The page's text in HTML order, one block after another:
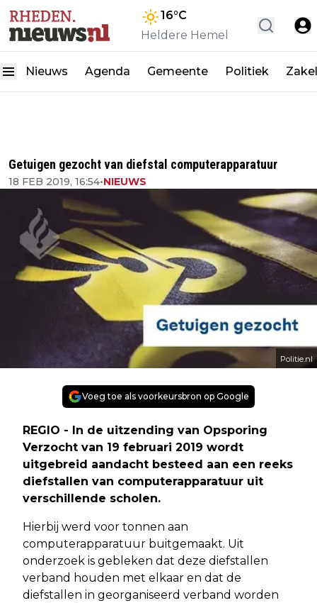
16°C
Heldere Hemel
Nieuws Agenda Gemeente Politiek
Getuigen gezocht van diefstal computerapparatuur
18 FEB 2019, 16:54•NIEUWS
Politie.nl
Voeg toe als voorkeursbron op Google
REGIO - In de uitzending van Opsporing
Verzocht van 19 februari 2019 wordt
uitgebreid aandacht besteed aan een reeks
diefstallen van computerapparatuur uit
verschillende scholen.
Hierbij werd voor tonnen aan
computerapparatuur buitgemaakt. Uit
onderzoek is gebleken dat deze diefstallen
verband houden met elkaar en dat de
diefstallen in georganiseerd verband worden